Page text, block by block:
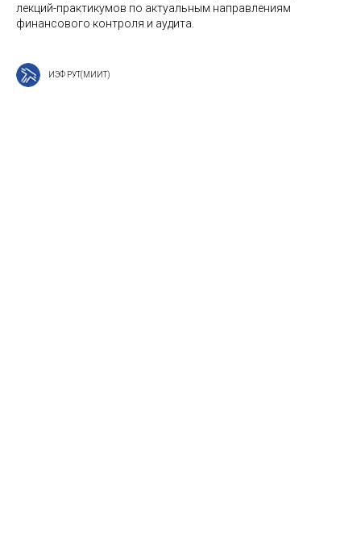
лекций-практикумов по актуальным направлениям
финансового контроля и аудита.
ИЭФ РУТ(МИИТ)